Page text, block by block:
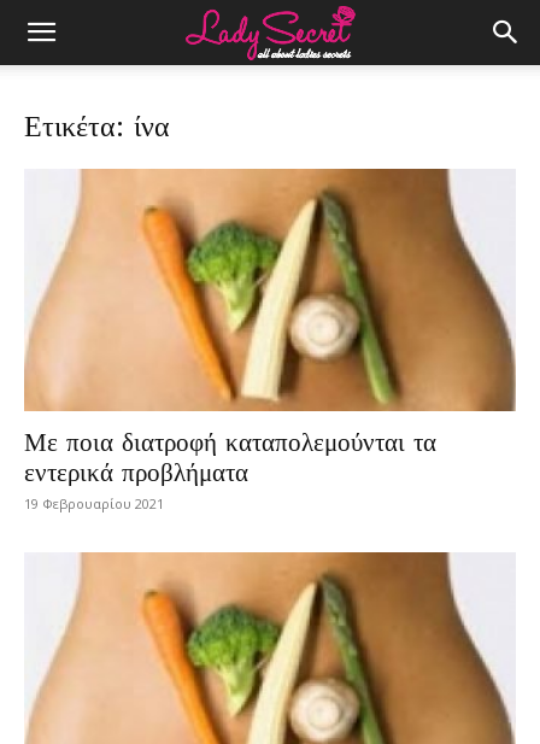
Ετικέτα: ίνα
Με ποια διατροφή καταπολεμούνται τα
εντερικά προβλήματα
19 Φεβρουαρίου 2021